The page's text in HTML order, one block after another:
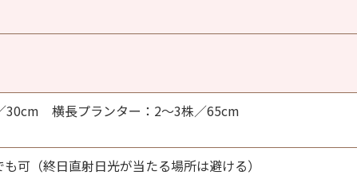
30cm 横長プランター：2～3株／65cm
可（終日直射日光が当たる場所は避ける）